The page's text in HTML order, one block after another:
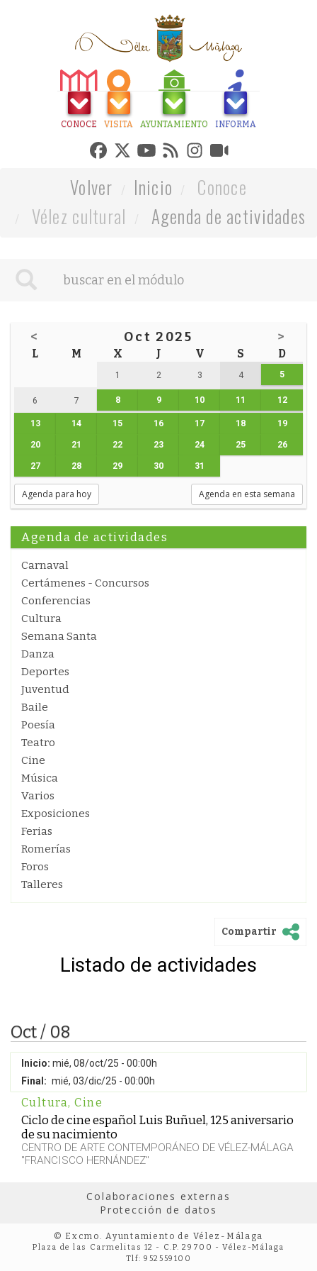
CONOCE VISITA AYUNTAMIENTO INFORMA
Volver Inicio
Conoce
Vélez cultural
Agenda de actividades
< Oct 2025 >
L M X J V S D
1 2 3 4 5
6 7 8 9 10 11 12
13 14 15 16 17 18 19
20 21 22 23 24 25 26
27 28 29 30 31
Agenda para hoy Agenda en esta semana
Agenda de actividades
Carnaval
Certámenes - Concursos
Conferencias
Cultura
Semana Santa
Danza
Deportes
Juventud
Baile
Poesía
Teatro
Cine
Música
Varios
Exposiciones
Ferias
Romerías
Foros
Talleres
Compartir
Listado de actividades
Oct / 08
Inicio: mié, 08/oct/25 - 00:00h
Final: mié, 03/dic/25 - 00:00h
Cultura, Cine
Ciclo de cine español Luis Buñuel, 125 aniversario
de su nacimiento
CENTRO DE ARTE CONTEMPORÁNEO DE VÉLEZ-MÁLAGA
"FRANCISCO HERNÁNDEZ"
Colaboraciones externas
Protección de datos
© Excmo. Ayuntamiento de Vélez-Málaga
Plaza de las Carmelitas 12 - C.P. 29700 - Vélez-Málaga
Tlf: 952559100